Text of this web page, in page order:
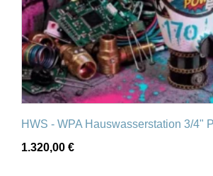
HWS - WPA Hauswasserstation 3/4"
1.320,00 €